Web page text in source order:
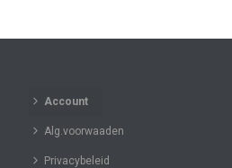
Account
Alg.voorwaaden
Privacybeleid